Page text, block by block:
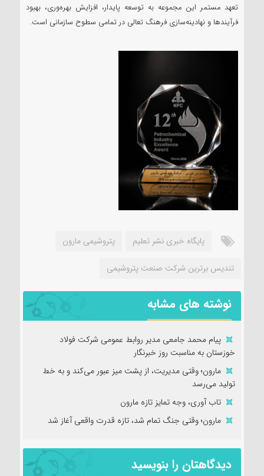
تعهد مستمر این مجموعه به توسعه پایدار، افزایش بهره‌وری، بهبود
فرآیندها و نهادینه‌سازی فرهنگ تعالی در تمامی سطوح سازمانی است.
پايگاه خبری نشر تعلیم پتروشیمی مارون
تندیس برترین شرکت صنعت پتروشیمی
نوشته های مشابه
پیام محمد جامعی مدیر روابط عمومی شرکت فولاد
خوزستان به مناسبت روز خبرنگار
مارون؛ وقتی مدیریت، از پشت میز عبور می‌کند و به خط
تولید می‌رسد
تاب آوری، وجه تمایز تازه مارون
مارون؛ وقتی جنگ تمام شد، تازه قدرت واقعی آغاز شد
دیدگاهتان را بنویسید